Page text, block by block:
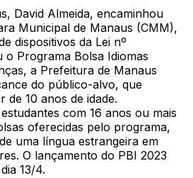
David Almeida, encaminhou
Municipal de Manaus (CMM),
dispositivos da Lei nº
o Programa Bolsa Idiomas
a Prefeitura de Manaus
do público-alvo, que
de 10 anos de idade.
com 16 anos ou mais
oferecidas pelo programa,
uma língua estrangeira em
O lançamento do PBI 2023
13/4.